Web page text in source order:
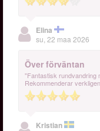
Elina
su, 22 maa 2026
Över förväntan
"Fantastisk rundvandring
Rekommenderar
Kristian